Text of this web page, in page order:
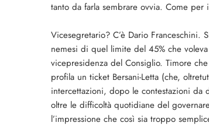
tanto da farla sembrare ovvia. Come
Vicesegretario? C’è Dario
nemesi di quel limite del 45% che
vicepresidenza del Consiglio. Timore
profila un ticket Bersani-Letta (che,
intercettazioni, dopo le contestazioni
oltre le difficoltà quotidiane del
l’impressione che così sia troppo